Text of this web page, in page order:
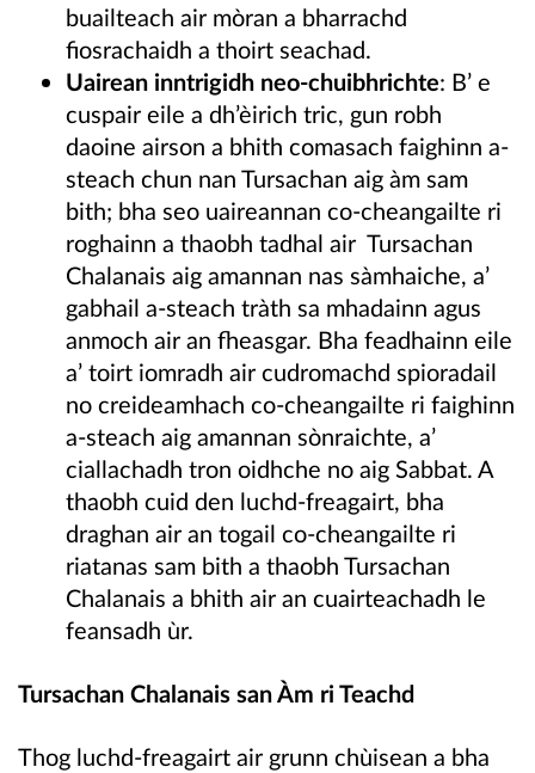
buailteach air mòran a bharrachd
fiosrachaidh a thoirt seachad.
Uairean inntrigidh neo-chuibhrichte: B’ e
cuspair eile a dh’èirich tric, gun robh
daoine airson a bhith comasach faighinn a-
steach chun nan Tursachan aig àm sam
bith; bha seo uaireannan co-cheangailte ri
roghainn a thaobh tadhal air Tursachan
Chalanais aig amannan nas sàmhaiche, a’
gabhail a-steach tràth sa mhadainn agus
anmoch air an fheasgar. Bha feadhainn eile
a’ toirt iomradh air cudromachd spioradail
no creideamhach co-cheangailte ri faighinn
a-steach aig amannan sònraichte, a’
ciallachadh tron oidhche no aig Sabbat. A
thaobh cuid den luchd-freagairt, bha
draghan air an togail co-cheangailte ri
riatanas sam bith a thaobh Tursachan
Chalanais a bhith air an cuairteachadh le
feansadh ùr.
Tursachan Chalanais san Àm ri Teachd
Thog luchd-freagairt air grunn chùisean a bha